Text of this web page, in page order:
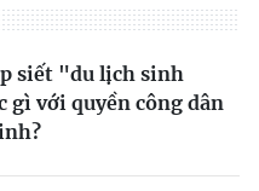
siết "du lịch sinh
gì với quyền công dân